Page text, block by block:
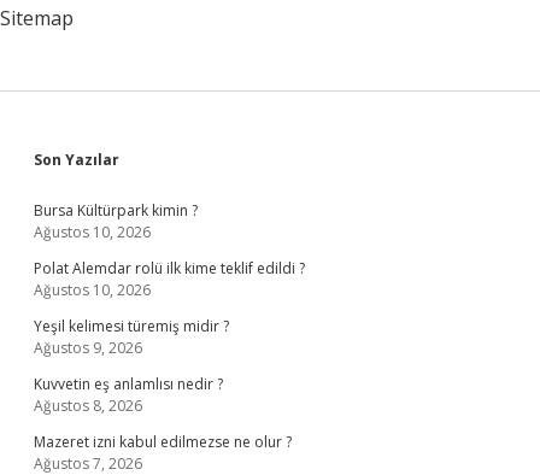
Sitemap
Sidebar
Son Yazılar
Bursa Kültürpark kimin ?
Ağustos 10, 2026
Polat Alemdar rolü ilk kime teklif edildi ?
Ağustos 10, 2026
Yeşil kelimesi türemiş midir ?
Ağustos 9, 2026
Kuvvetin eş anlamlısı nedir ?
Ağustos 8, 2026
Mazeret izni kabul edilmezse ne olur ?
Ağustos 7, 2026